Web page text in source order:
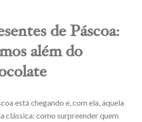
de Páscoa:
além do
está chegando e, com ela, aquela
clássica: como surpreender quem